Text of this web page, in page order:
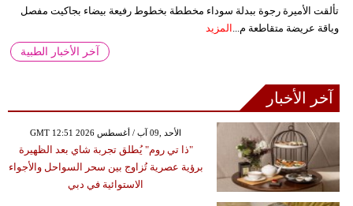
تألقت الأميرة رجوة ببدلة سوداء مخططة بخطوط رفيعة بيضاء بجاكيت مفصل
وياقة عريضة متقاطعة م... المزيد
آخر الأخبار الطبية
آخر الأخبار
GMT 12:51 2026 الأحد ,09 آب / أغسطس
"ذا تي روم" يُطلق تجربة شاي بعد الظهيرة
برؤية عصرية تُزاوج بين سحر السواحل والأجواء
الاستوائية في دبي